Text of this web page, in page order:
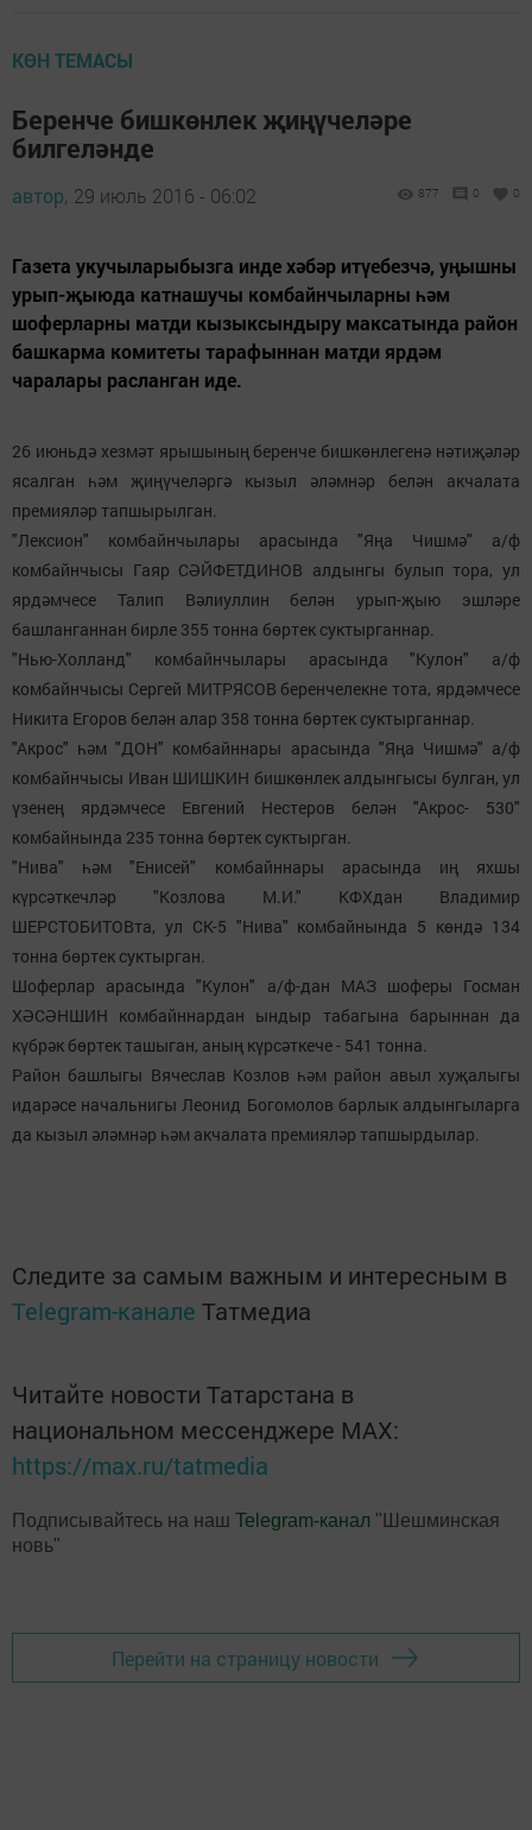
КӨН ТЕМАСЫ
Беренче бишкөнлек җиңүчеләре
билгеләнде
автор, 29 июль 2016 - 06:02 877 0 0
Газета укучыларыбызга инде хәбәр итүебезчә, уңышны
урып-җыюда катнашучы комбайнчыларны һәм
шоферларны матди кызыксындыру максатында район
башкарма комитеты тарафыннан матди ярдәм
чаралары расланган иде.
26 июньдә хезмәт ярышының беренче бишкөнлегенә нәтиҗәләр
ясалган һәм җиңүчеләргә кызыл әләмнәр белән акчалата
премияләр тапшырылган.
"Лексион" комбайнчылары арасында "Яңа Чишмә" а/ф
комбайнчысы Гаяр СӘЙФЕТДИНОВ алдынгы булып тора, ул
ярдәмчесе Талип Вәлиуллин белән урып-җыю эшләре
башланганнан бирле 355 тонна бөртек суктырганнар.
"Нью-Холланд" комбайнчылары арасында "Кулон" а/ф
комбайнчысы Сергей МИТРЯСОВ беренчелекне тота, ярдәмчесе
Никита Егоров белән алар 358 тонна бөртек суктырганнар.
"Акрос" һәм "ДОН" комбайннары арасында "Яңа Чишмә" а/ф
комбайнчысы Иван ШИШКИН бишкөнлек алдынгысы булган, ул
үзенең ярдәмчесе Евгений Нестеров белән "Акрос- 530"
комбайнында 235 тонна бөртек суктырган.
"Нива" һәм "Енисей" комбайннары арасында иң яхшы
күрсәткечләр "Козлова М.И." КФХдан Владимир
ШЕРСТОБИТОВта, ул СК-5 "Нива" комбайнында 5 көндә 134
тонна бөртек суктырган.
Шоферлар арасында "Кулон" а/ф-дан МАЗ шоферы Госман
ХӘСӘНШИН комбайннардан ындыр табагына барыннан да
күбрәк бөртек ташыган, аның күрсәткече - 541 тонна.
Район башлыгы Вячеслав Козлов һәм район авыл хуҗалыгы
идарәсе начальнигы Леонид Богомолов барлык алдынгыларга
да кызыл әләмнәр һәм акчалата премияләр тапшырдылар.
Следите за самым важным и интересным в
Telegram-канале Татмедиа
Читайте новости Татарстана в
национальном мессенджере MАХ:
https://max.ru/tatmedia
Подписывайтесь на наш Telegram-канал "Шешминская
новь"
Перейти на страницу новости